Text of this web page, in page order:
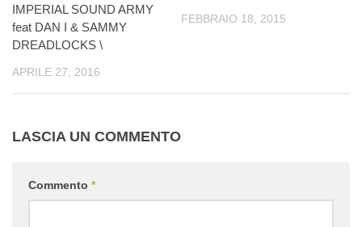
IMPERIAL SOUND ARMY
feat DAN I & SAMMY
DREADLOCKS \
APRILE 27, 2016
FEBBRAIO 18, 2015
LASCIA UN COMMENTO
Commento *